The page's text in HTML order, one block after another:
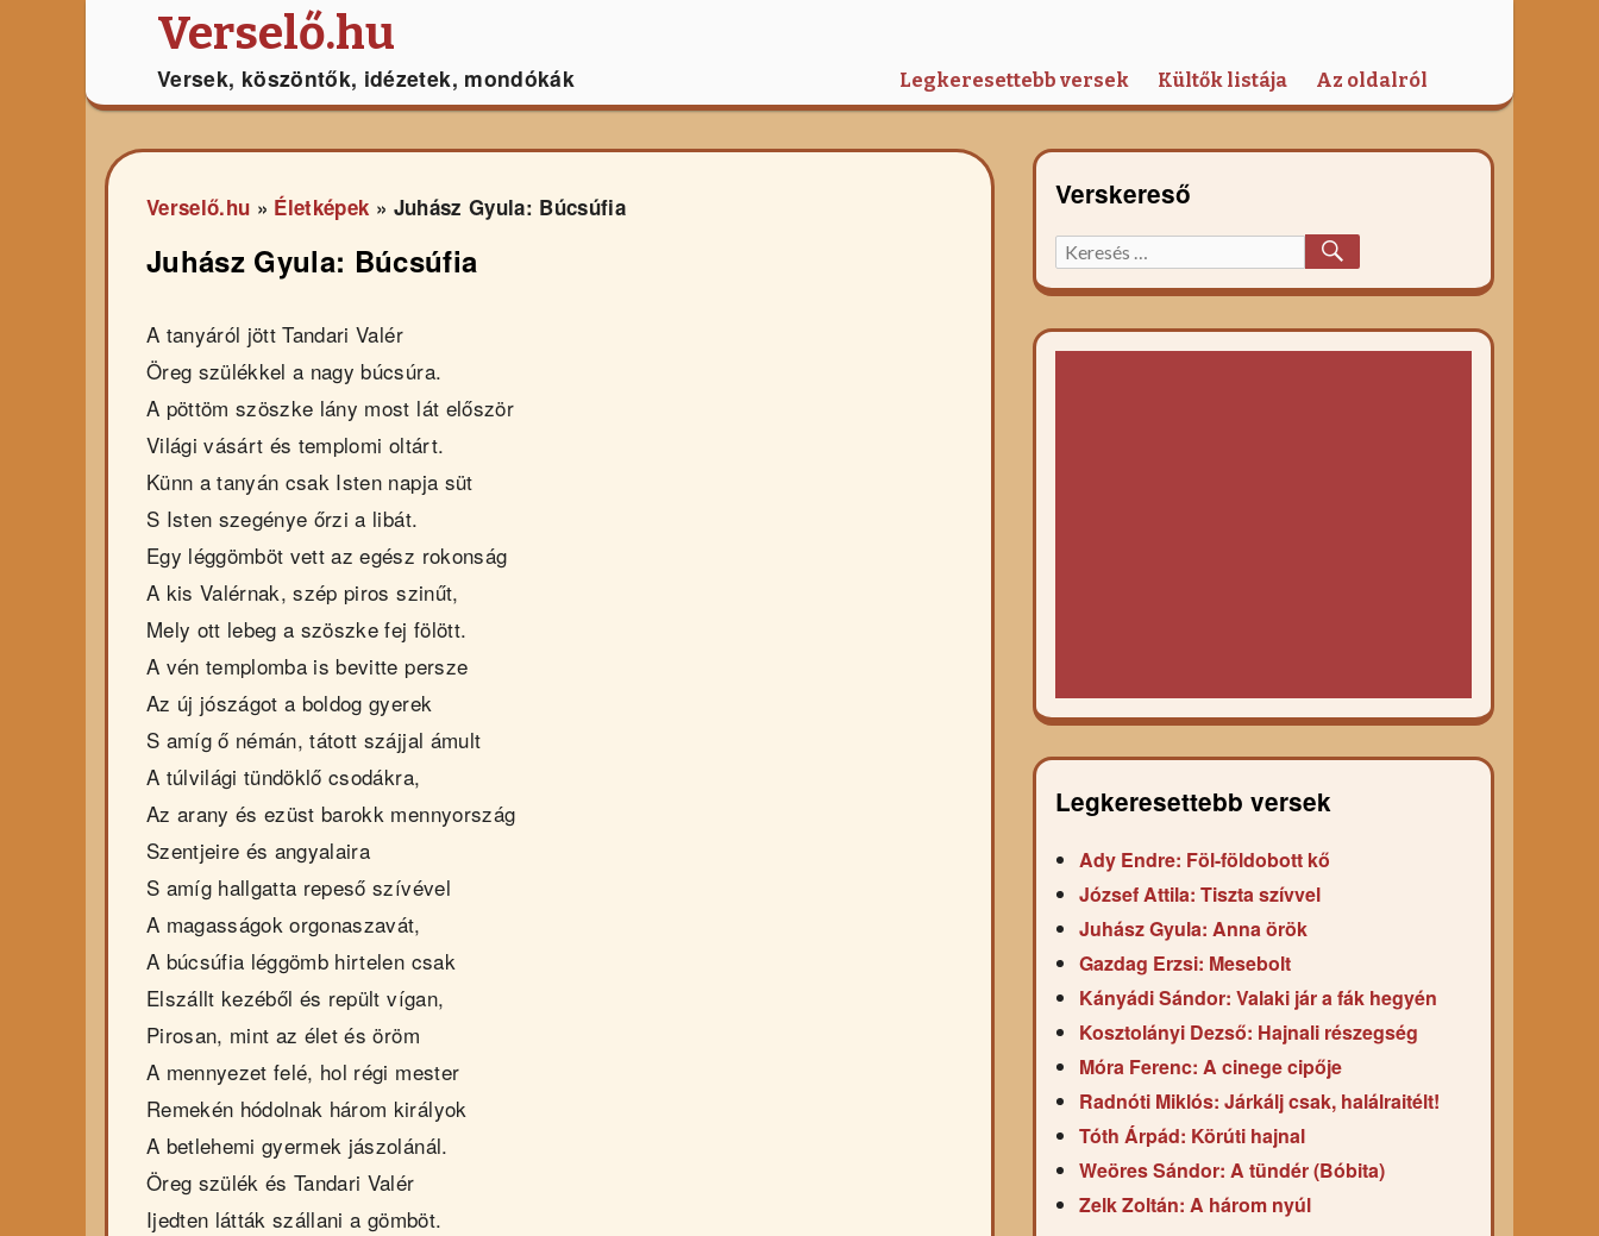
Verselő.hu
Versek, köszöntők, idézetek, mondókák Legkeresettebb versek Kültők listája Az oldalról
Verselő.hu » Életképek » Juhász Gyula: Búcsúfia
Juhász Gyula: Búcsúfia
A tanyáról jött Tandari Valér
Öreg szülékkel a nagy búcsúra.
A pöttöm szöszke lány most lát először
Világi vásárt és templomi oltárt.
Künn a tanyán csak Isten napja süt
S Isten szegénye őrzi a libát.
Egy léggömböt vett az egész rokonság
A kis Valérnak, szép piros szinűt,
Mely ott lebeg a szöszke fej fölött.
A vén templomba is bevitte persze
Az új jószágot a boldog gyerek
S amíg ő némán, tátott szájjal ámult
A túlvilági tündöklő csodákra,
Az arany és ezüst barokk mennyország
Szentjeire és angyalaira
S amíg hallgatta repeső szívével
A magasságok orgonaszavát,
A búcsúfia léggömb hirtelen csak
Elszállt kezéből és repült vígan,
Pirosan, mint az élet és öröm
A mennyezet felé, hol régi mester
Remekén hódolnak három királyok
A betlehemi gyermek jászolánál.
Öreg szülék és Tandari Valér
Ijedten látták szállani a gömböt.
Verskereső
Keresett
főzelék
Legkeresettebb versek
Ady Endre: Föl-földobott kő
József Attila: Tiszta szívvel
Juhász Gyula: Anna örök
Gazdag Erzsi: Mesebolt
Kányádi Sándor: Valaki jár a fák hegyén
Kosztolányi Dezső: Hajnali részegség
Móra Ferenc: A cinege cipője
Radnóti Miklós: Járkálj csak, halálraitélt!
Tóth Árpád: Körúti hajnal
Weöres Sándor: A tündér (Bóbita)
Zelk Zoltán: A három nyúl